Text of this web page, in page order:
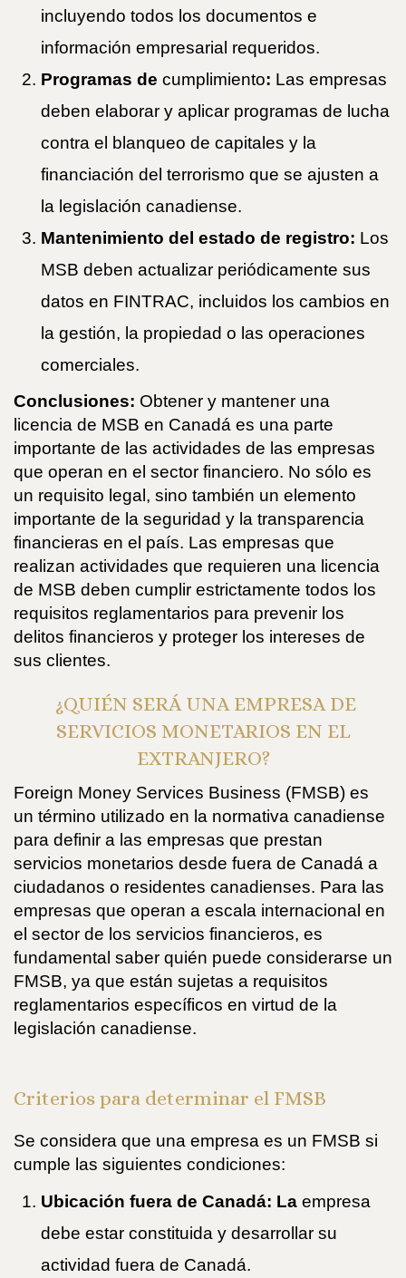
incluyendo todos los documentos e
información empresarial requeridos.
Programas de cumplimiento: Las empresas
deben elaborar y aplicar programas de lucha
contra el blanqueo de capitales y la
financiación del terrorismo que se ajusten a
la legislación canadiense.
Mantenimiento del estado de registro: Los
MSB deben actualizar periódicamente sus
datos en FINTRAC, incluidos los cambios en
la gestión, la propiedad o las operaciones
comerciales.
Conclusiones: Obtener y mantener una
licencia de MSB en Canadá es una parte
importante de las actividades de las empresas
que operan en el sector financiero. No sólo es
un requisito legal, sino también un elemento
importante de la seguridad y la transparencia
financieras en el país. Las empresas que
realizan actividades que requieren una licencia
de MSB deben cumplir estrictamente todos los
requisitos reglamentarios para prevenir los
delitos financieros y proteger los intereses de
sus clientes.
¿QUIÉN SERÁ UNA EMPRESA DE
SERVICIOS MONETARIOS EN EL
EXTRANJERO?
Foreign Money Services Business (FMSB) es
un término utilizado en la normativa canadiense
para definir a las empresas que prestan
servicios monetarios desde fuera de Canadá a
ciudadanos o residentes canadienses. Para las
empresas que operan a escala internacional en
el sector de los servicios financieros, es
fundamental saber quién puede considerarse un
FMSB, ya que están sujetas a requisitos
reglamentarios específicos en virtud de la
legislación canadiense.
Criterios para determinar el FMSB
Se considera que una empresa es un FMSB si
cumple las siguientes condiciones:
Ubicación fuera de Canadá: La empresa
debe estar constituida y desarrollar su
actividad fuera de Canadá.